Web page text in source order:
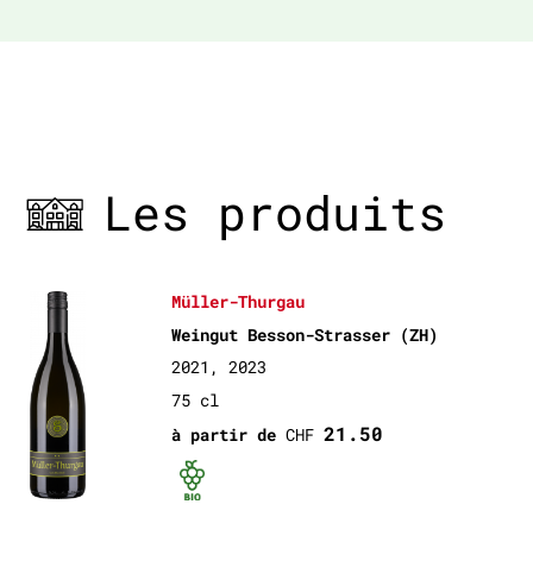
Les produits
Müller-Thurgau
Weingut Besson-Strasser (ZH)
2021, 2023
75 cl
à partir de CHF21.50
Bio certifié